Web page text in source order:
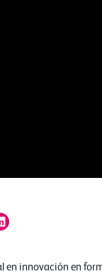
en innovación en